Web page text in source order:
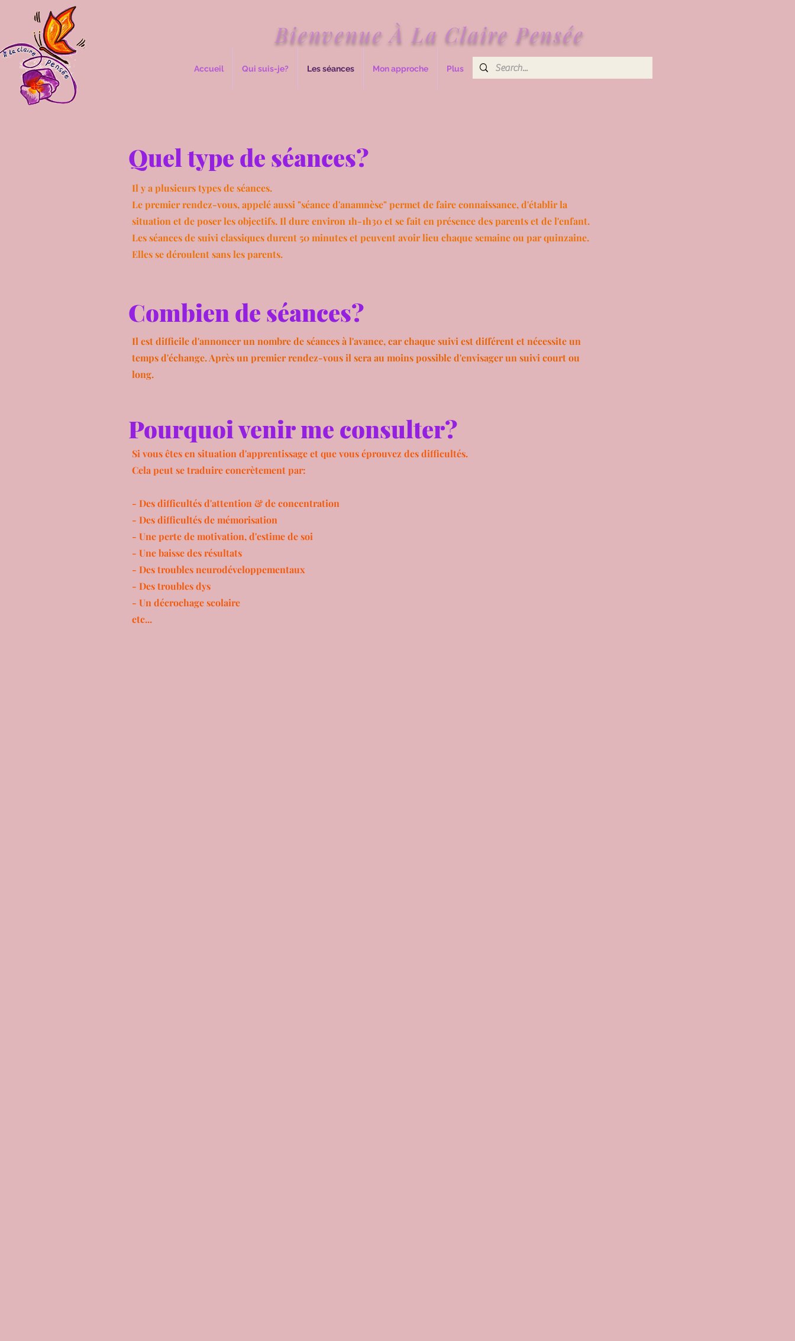
Bienvenue À La Claire Pensée
Accueil Qui suis-je? Les séances Mon approche Plus
Quel type de séances?
Il y a plusieurs types de séances.
Le premier rendez-vous, appelé aussi "séance d'anamnèse" permet de faire connaissance, d'établir la
situation et de poser les objectifs. Il dure environ 1h-1h30 et se fait en présence des parents et de l'enfant.
Les séances de suivi classiques durent 50 minutes et peuvent avoir lieu chaque semaine ou par quinzaine.
Elles se déroulent sans les parents.
Combien de séances?
Il est difficile d'annoncer un nombre de séances à l'avance, car chaque suivi est différent et nécessite un
temps d'échange. Après un premier rendez-vous il sera au moins possible d'envisager un suivi court ou
long.
Pourquoi venir me consulter?
Si vous êtes en situation d'apprentissage et que vous éprouvez des difficultés.
Cela peut se traduire concrètement par:
- Des difficultés d'attention & de concentration
- Des difficultés de mémorisation
- Une perte de motivation, d'estime de soi
- Une baisse des résultats
- Des troubles neurodéveloppementaux
- Des troubles dys
- Un décrochage scolaire
etc...